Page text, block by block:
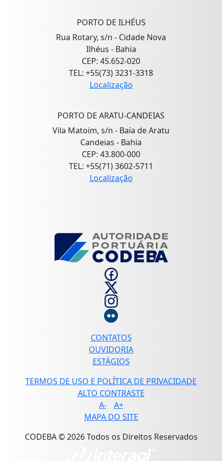
PORTO DE ILHÉUS
Rua Rotary, s/n - Cidade Nova
Ilhéus - Bahia
CEP: 45.652-020
TEL: +55(73) 3231-3318
Localização
PORTO DE ARATU-CANDEIAS
Vila Matoim, s/n - Baía de Aratu
Candeias - Bahia
CEP: 43.800-000
TEL: +55(71) 3602-5711
Localização
CONTATOS
OUVIDORIA
ESTÁGIOS
TERMOS DE USO E POLÍTICA DE PRIVACIDADE
ALTO CONTRASTE
A-
A+
MAPA DO SITE
CODEBA © 2026 Todos os Direitos Reservados